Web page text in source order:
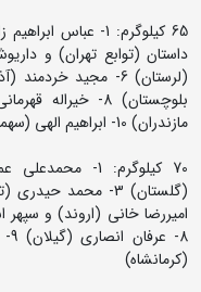
مازندران) 10- ابراهیم الهی (سهمیه مازندران)
(کرمانشاه)